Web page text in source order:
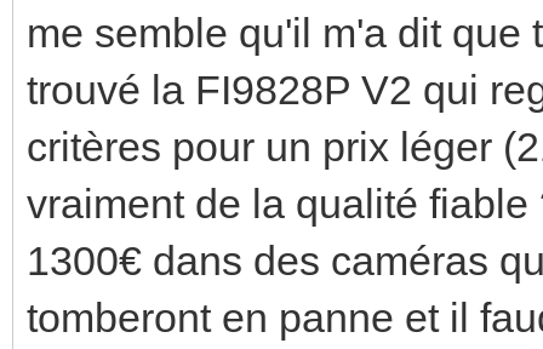
me semble qu'il m'a dit que
trouvé la FI9828P V2 qui
critères pour un prix léger
vraiment de la qualité
1300€ dans des caméras
tomberont en panne et il